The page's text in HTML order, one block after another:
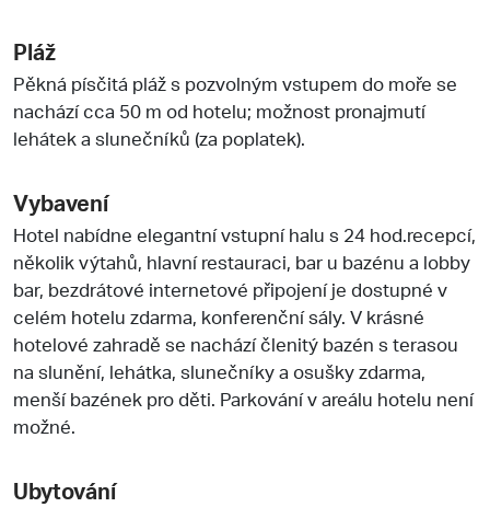
Pláž
Pěkná písčitá pláž s pozvolným vstupem do moře se
nachází cca 50 m od hotelu; možnost pronajmutí
lehátek a slunečníků (za poplatek).
Vybavení
Hotel nabídne elegantní vstupní halu s 24 hod.recepcí,
několik výtahů, hlavní restauraci, bar u bazénu a lobby
bar, bezdrátové internetové připojení je dostupné v
celém hotelu zdarma, konferenční sály. V krásné
hotelové zahradě se nachází členitý bazén s terasou
na slunění, lehátka, slunečníky a osušky zdarma,
menší bazének pro děti. Parkování v areálu hotelu není
možné.
Ubytování